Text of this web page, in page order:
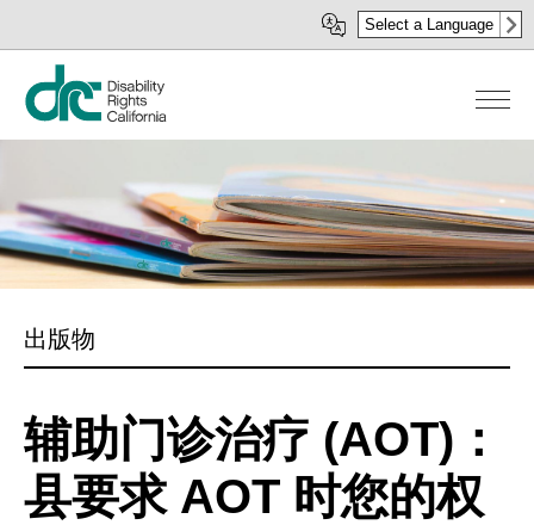
至
容
Select a Language
出版物
辅助门诊治疗 (AOT)：
县要求 AOT 时您的权